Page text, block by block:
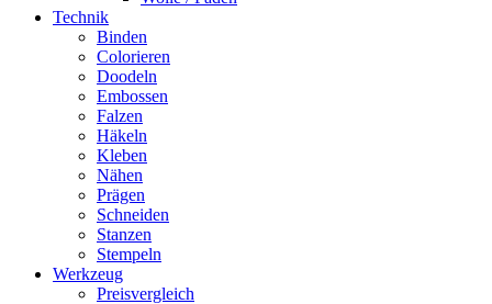
Technik
Binden
Colorieren
Doodeln
Embossen
Falzen
Häkeln
Kleben
Nähen
Prägen
Schneiden
Stanzen
Stempeln
Werkzeug
Preisvergleich